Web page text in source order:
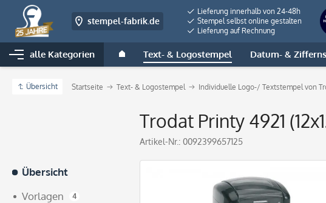
stempel-fabrik.de
Lieferung innerhalb von 24-48h
Stempel selbst online gestalten
Lieferung auf Rechnung
alle Kategorien Text- & Logostempel Datum- &
Übersicht Startseite Text- & Logostempel Individuelle Logo-/ Textstempel von
Trodat Printy 4921
Artikel-Nr.: 0092399657125
Übersicht
Vorlagen
4